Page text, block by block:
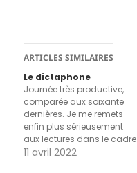
ARTICLES SIMILAIRES
Le dictaphone
Journée très productive,
comparée aux soixante
dernières. Je me remets
enfin plus sérieusement
aux lectures dans le cadre
de mes études, délaissées
11 avril 2022